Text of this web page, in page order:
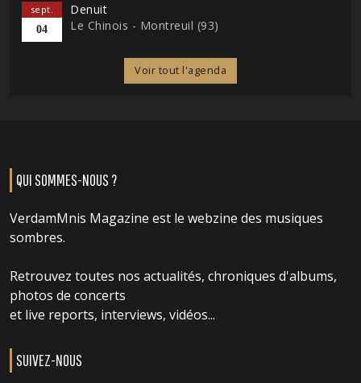
sept.
04
Denuit
Le Chinois - Montreuil (93)
Voir tout l'agenda
QUI SOMMES-NOUS ?
VerdamMnis Magazine est le webzine des musiques
sombres.
Retrouvez toutes nos actualités, chroniques d'albums,
photos de concerts
et live reports, interviews, vidéos...
SUIVEZ-NOUS